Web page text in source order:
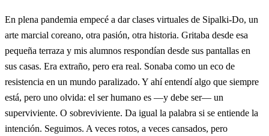
En plena pandemia empecé a dar clases virtuales de Sipalki-Do, un
arte marcial coreano, otra pasión, otra historia. Gritaba desde esa
pequeña terraza y mis alumnos respondían desde sus pantallas en
sus casas. Era extraño, pero era real. Sonaba como un eco de
resistencia en un mundo paralizado. Y ahí entendí algo que siempre
está, pero uno olvida: el ser humano es —y debe ser— un
superviviente. O sobreviviente. Da igual la palabra si se entiende la
intención. Seguimos. A veces rotos, a veces cansados, pero